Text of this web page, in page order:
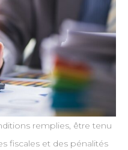
remplies, être tenu
fiscales et des pénalités